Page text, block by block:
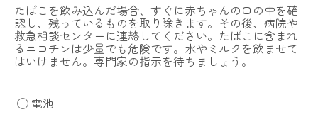
たばこを飲み込んだ場合、すぐに赤ちゃんの口の中を確
認し、残っているものを取り除きます。その後、病院や
救急相談センターに連絡してください。たばこに含まれ
るニコチンは少量でも危険です。水やミルクを飲ませて
はいけません。専門家の指示を待ちましょう。
◯ 電池